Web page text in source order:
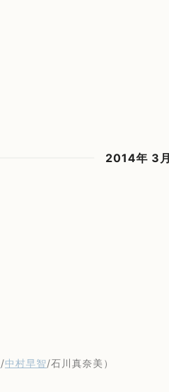
2014年 3月
/中村早智/石川真奈美）